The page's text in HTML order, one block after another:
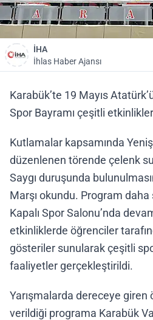
İHA
İhlas Haber Ajansı
Karabük’te 19 Mayıs
Spor Bayramı çeşitli
Kutlamalar kapsamında
düzenlenen törende çelenk
Saygı duruşunda
Marşı okundu. Program
Kapalı Spor Salonu’nda
etkinliklerde öğrenciler
gösteriler sunularak çeşitli
faaliyetler gerçekleştirildi.
Yarışmalarda dereceye
verildiği programa Karabük